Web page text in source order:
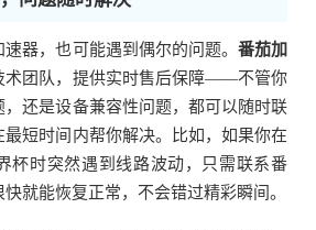
器，也可能遇到偶尔的问题。 番茄加
术团队，提供实时售后保障——不管你
，还是设备兼容性问题，都可以随时联
最短时间内帮你解决。比如，如果你在
杯时突然遇到线路波动，只需联系番
就能恢复正常，不会错过精彩瞬间。